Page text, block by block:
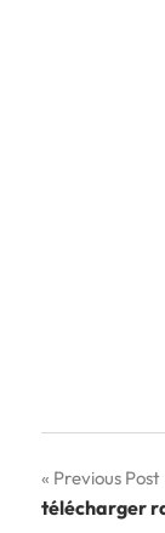
Previous Post
télécharger